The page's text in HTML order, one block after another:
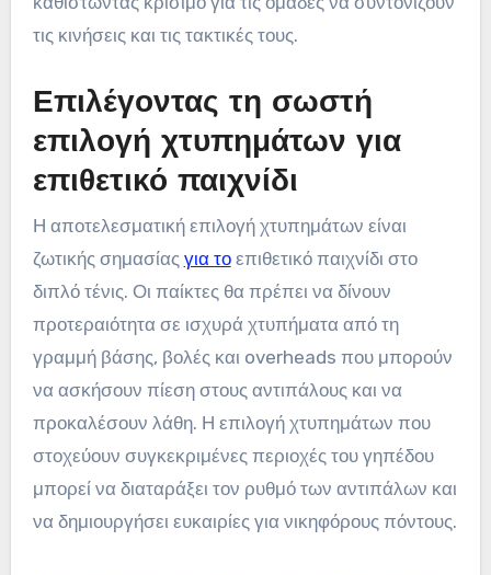
τις κινήσεις και τις τακτικές τους.
Επιλέγοντας τη σωστή
επιλογή χτυπημάτων για
επιθετικό παιχνίδι
Η αποτελεσματική επιλογή χτυπημάτων είναι
ζωτικής σημασίας για τοεπιθετικό παιχνίδι στο
διπλό τένις. Οι παίκτες θα πρέπει να δίνουν
προτεραιότητα σε ισχυρά χτυπήματα από τη
γραμμή βάσης, βολές και overheads που μπορούν
να ασκήσουν πίεση στους αντιπάλους και να
προκαλέσουν λάθη. Η επιλογή χτυπημάτων που
στοχεύουν συγκεκριμένες περιοχές του γηπέδου
μπορεί να διαταράξει τον ρυθμό των αντιπάλων και
να δημιουργήσει ευκαιρίες για νικηφόρους πόντους.